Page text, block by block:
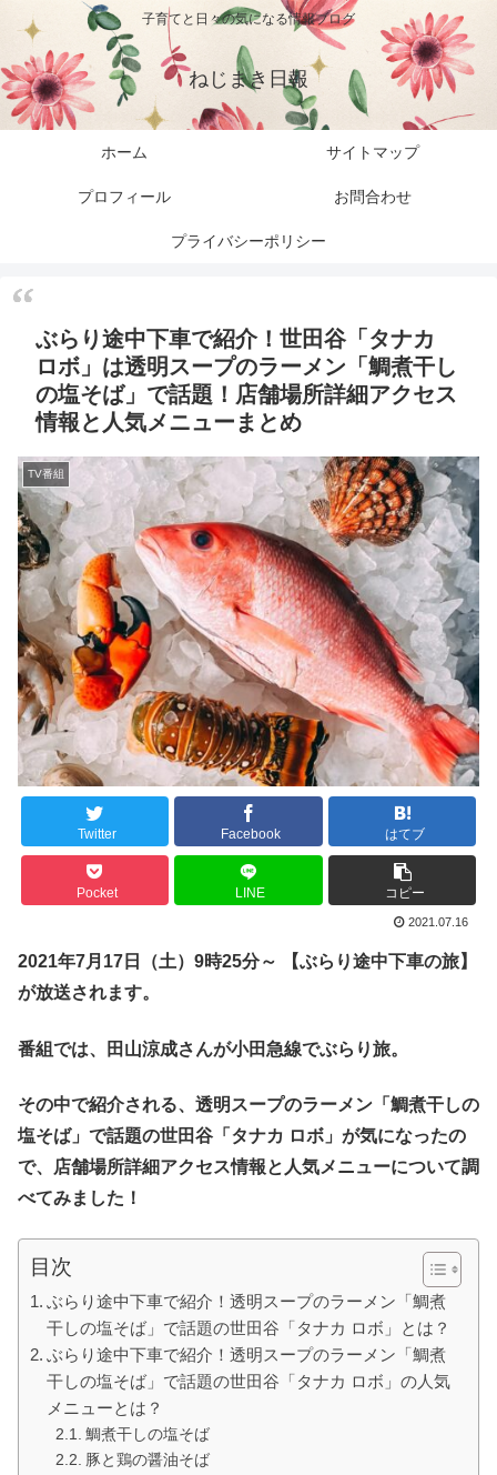
子育てと日々の気になる情報ブログ
ねじまき日報
ホーム サイトマップ
プロフィール お問合わせ
プライバシーポリシー
ぶらり途中下車で紹介！世田谷「タナカ
ロボ」は透明スープのラーメン「鯛煮干し
の塩そば」で話題！店舗場所詳細アクセス
情報と人気メニューまとめ
TV番組
Twitter Facebook はてブ
Pocket LINE コピー
2021.07.16
2021年7月17日（土）9時25分～ 【ぶらり途中下車の旅】
が放送されます。
番組では、田山涼成さんが小田急線でぶらり旅。
その中で紹介される、透明スープのラーメン「鯛煮干しの
塩そば」で話題の世田谷「タナカ ロボ」が気になったの
で、店舗場所詳細アクセス情報と人気メニューについて調
べてみました！
目次
ぶらり途中下車で紹介！透明スープのラーメン「鯛煮
干しの塩そば」で話題の世田谷「タナカ ロボ」とは？
ぶらり途中下車で紹介！透明スープのラーメン「鯛煮
干しの塩そば」で話題の世田谷「タナカ ロボ」の人気
メニューとは？
鯛煮干しの塩そば
豚と鶏の醤油そば